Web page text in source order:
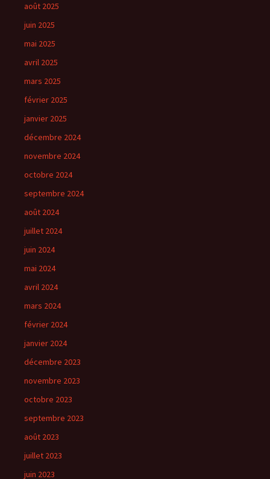
août 2025
juin 2025
mai 2025
avril 2025
mars 2025
février 2025
janvier 2025
décembre 2024
novembre 2024
octobre 2024
septembre 2024
août 2024
juillet 2024
juin 2024
mai 2024
avril 2024
mars 2024
février 2024
janvier 2024
décembre 2023
novembre 2023
octobre 2023
septembre 2023
août 2023
juillet 2023
juin 2023